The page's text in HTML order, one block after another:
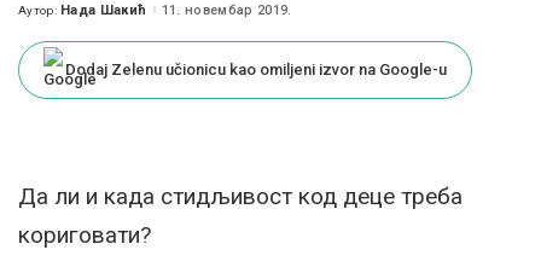
Posted
Аутор: Нада Шакић 11. новембар 2019.
Dodaj Zelenu učionicu kao omiljeni izvor na Google-u
Да ли и када стидљивост код деце треба
кориговати?